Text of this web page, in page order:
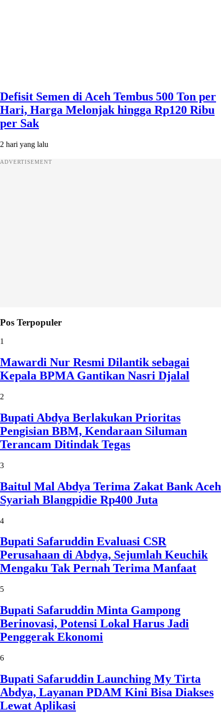
Defisit Semen di Aceh Tembus 500 Ton per
Hari, Harga Melonjak hingga Rp120 Ribu
per Sak
2 hari yang lalu
ADVERTISEMENT
Pos Terpopuler
1
Mawardi Nur Resmi Dilantik sebagai
Kepala BPMA Gantikan Nasri Djalal
2
Bupati Abdya Berlakukan Prioritas
Pengisian BBM, Kendaraan Siluman
Terancam Ditindak Tegas
3
Baitul Mal Abdya Terima Zakat Bank Aceh
Syariah Blangpidie Rp400 Juta
4
Bupati Safaruddin Evaluasi CSR
Perusahaan di Abdya, Sejumlah Keuchik
Mengaku Tak Pernah Terima Manfaat
5
Bupati Safaruddin Minta Gampong
Berinovasi, Potensi Lokal Harus Jadi
Penggerak Ekonomi
6
Bupati Safaruddin Launching My Tirta
Abdya, Layanan PDAM Kini Bisa Diakses
Lewat Aplikasi